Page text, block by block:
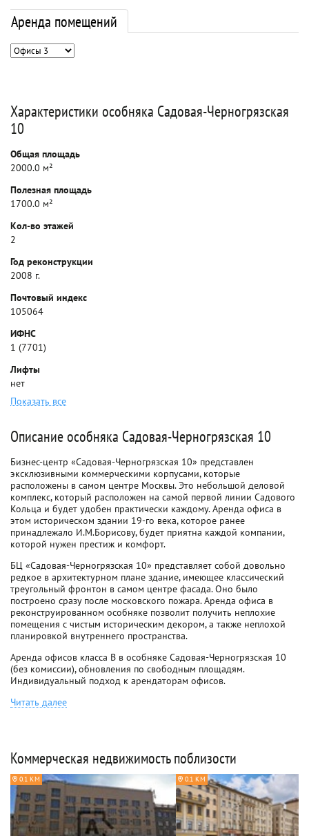
Аренда помещений
Характеристики особняка Садовая-Черногрязская
10
Общая площадь
2000.0 м²
Полезная площадь
1700.0 м²
Кол-во этажей
2
Год реконструкции
2008 г.
Почтовый индекс
105064
ИФНС
1 (7701)
Лифты
нет
Показать все
Описание особняка Садовая-Черногрязская 10
Бизнес-центр «Садовая-Черногрязская 10» представлен
эксклюзивными коммерческими корпусами, которые
расположены в самом центре Москвы. Это небольшой деловой
комплекс, который расположен на самой первой линии Садового
Кольца и будет удобен практически каждому. Аренда офиса в
этом историческом здании 19-го века, которое ранее
принадлежало И.М.Борисову, будет приятна каждой компании,
которой нужен престиж и комфорт.
БЦ «Садовая-Черногрязская 10» представляет собой довольно
редкое в архитектурном плане здание, имеющее классический
треугольный фронтон в самом центре фасада. Оно было
построено сразу после московского пожара. Аренда офиса в
реконструированном особняке позволит получить неплохие
помещения с чистым историческим декором, а также неплохой
планировкой внутреннего пространства.
Аренда офисов класса B в особняке Садовая-Черногрязская 10
(без комиссии), обновления по свободным площадям.
Индивидуальный подход к арендаторам офисов.
Читать далее
Коммерческая недвижимость поблизости
0.1 КМ 0.1 КМ